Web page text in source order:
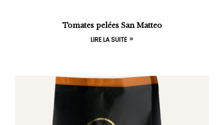
Tomates pelées San Matteo
LIRE LA SUITE